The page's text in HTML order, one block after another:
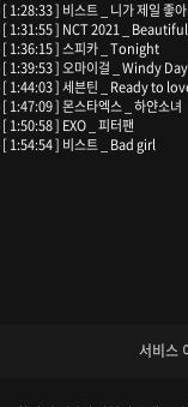
[ 1:28:33 ] 비스트 _ 니가 제일 좋아
[ 1:31:55 ] NCT 2021 _ Beautiful
[ 1:36:15 ] 스피카 _ Tonight
[ 1:39:53 ] 오마이걸 _ Windy Day
[ 1:44:03 ] 세븐틴 _ Ready to
[ 1:47:09 ] 몬스타엑스 _ 하얀소녀
[ 1:50:58 ] EXO _ 피터팬
[ 1:54:54 ] 비스트 _ Bad girl
서비스